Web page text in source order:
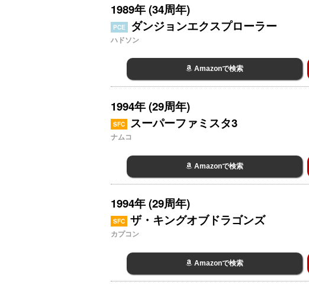
1989年 (34周年)
PCE ダンジョンエクスプローラー
ハドソン
Amazonで検索
1994年 (29周年)
SFC スーパーファミスタ3
ナムコ
Amazonで検索
1994年 (29周年)
SFC ザ・キングオブドラゴンズ
カプコン
Amazonで検索